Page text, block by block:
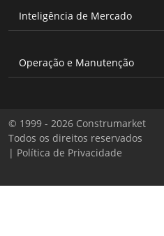
Inteligência de Mercado
Operação e Manutenção
© 1999 - 2026 Construmarket
Todos os direitos reservados
| Política de Privacidade